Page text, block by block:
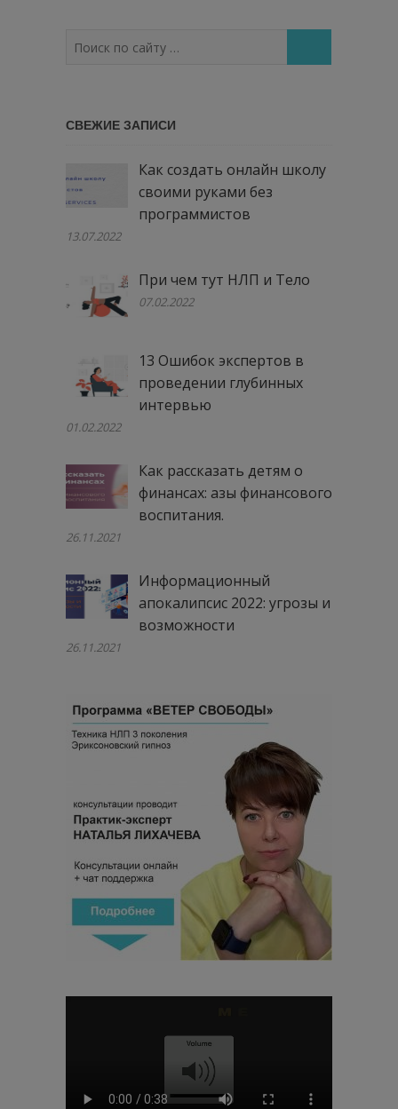
по
СВЕЖИЕ ЗАПИСИ
Как создать онлайн школу
своими руками без
программистов
13.07.2022
При чем тут НЛП и Тело
07.02.2022
13 Ошибок экспертов в
проведении глубинных
интервью
01.02.2022
Как рассказать детям о
финансах: азы финансового
воспитания.
26.11.2021
Информационный
апокалипсис 2022: угрозы и
возможности
26.11.2021